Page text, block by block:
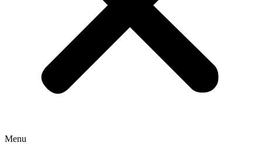
Menu